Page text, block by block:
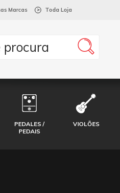
Marcas > Toda Loja
PEDALES /
PEDAIS
VIOLÕES